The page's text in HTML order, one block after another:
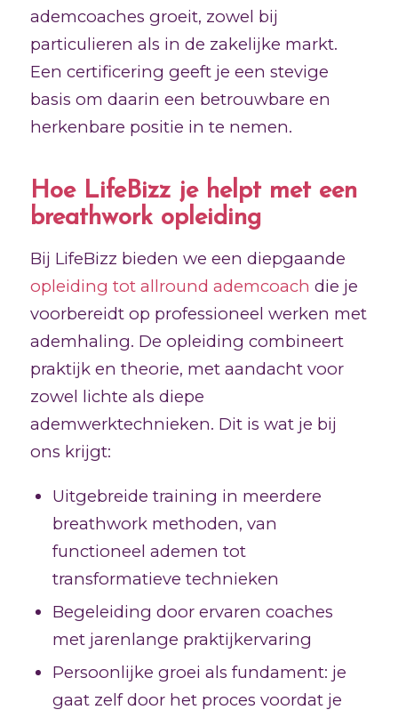
ademcoaches groeit, zowel bij
particulieren als in de zakelijke markt.
Een certificering geeft je een stevige
basis om daarin een betrouwbare en
herkenbare positie in te nemen.
Hoe LifeBizz je helpt met een
breathwork opleiding
Bij LifeBizz bieden we een diepgaande
opleiding tot allround ademcoach die je
voorbereidt op professioneel werken met
ademhaling. De opleiding combineert
praktijk en theorie, met aandacht voor
zowel lichte als diepe
ademwerktechnieken. Dit is wat je bij
ons krijgt:
Uitgebreide training in meerdere
breathwork methoden, van
functioneel ademen tot
transformatieve technieken
Begeleiding door ervaren coaches
met jarenlange praktijkervaring
Persoonlijke groei als fundament: je
gaat zelf door het proces voordat je